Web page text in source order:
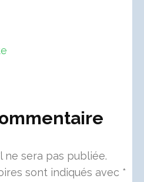
ne sera pas publiée.
sont indiqués avec *